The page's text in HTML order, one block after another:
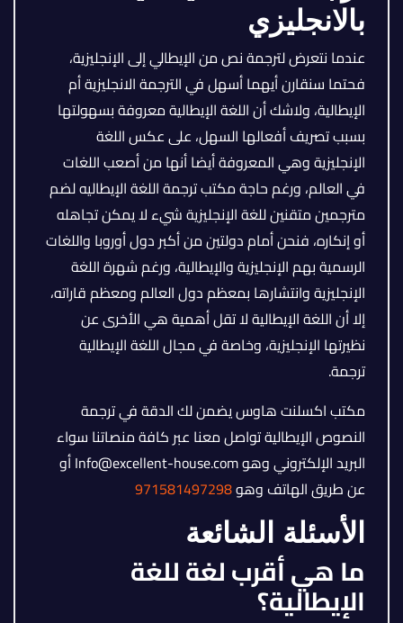
بالانجليزي
عندما نتعرض لترجمة نص من الإيطالي إلى الإنجليزية،
فحتما سنقارن أيهما أسهل في الترجمة الانجليزية أم
الإيطالية، ولاشك أن اللغة الإيطالية معروفة بسهولتها
بسبب تصريف أفعالها السهل، على عكس اللغة
الإنجليزية وهي المعروفة أيضا أنها من أصعب اللغات
في العالم، ورغم حاجة مكتب ترجمة اللغة الإيطاليه لضم
مترجمين متقنين للغة الإنجليزية شيء لا يمكن تجاهله
أو إنكاره، فنحن أمام دولتين من أكبر دول أوروبا واللغات
الرسمية بهم الإنجليزية والإيطالية، ورغم شهرة اللغة
الإنجليزية وانتشارها بمعظم دول العالم ومعظم قاراته،
إلا أن اللغة الإيطالية لا تقل أهمية هي الأخرى عن
نظيرتها الإنجليزية، وخاصة في مجال اللغة الإيطالية
ترجمة.
مكتب اكسلنت هاوس يضمن لك الدقة في ترجمة
النصوص الإيطالية تواصل معنا عبر كافة منصاتنا سواء
البريد الإلكتروني وهو Info@excellent-house.com أو
عن طريق الهاتف وهو971581497298
الأسئلة الشائعة
ما هي أقرب لغة للغة
الإيطالية؟